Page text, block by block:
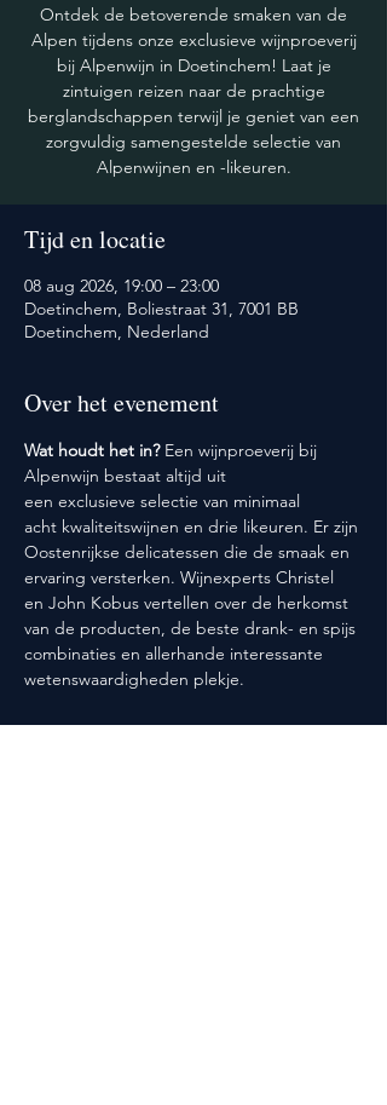
Ontdek de betoverende smaken van de
Alpen tijdens onze exclusieve wijnproeverij
bij Alpenwijn in Doetinchem! Laat je
zintuigen reizen naar de prachtige
berglandschappen terwijl je geniet van een
zorgvuldig samengestelde selectie van
Alpenwijnen en -likeuren.
Tijd en locatie
08 aug 2026, 19:00 – 23:00
Doetinchem, Boliestraat 31, 7001 BB
Doetinchem, Nederland
Over het evenement
Wat houdt het in? Een wijnproeverij bij
Alpenwijn bestaat altijd uit
een exclusieve selectie van minimaal
acht kwaliteitswijnen en drie likeuren. Er zijn
Oostenrijkse delicatessen die de smaak en
ervaring versterken. Wijnexperts Christel
en John Kobus vertellen over de herkomst
van de producten, de beste drank- en spijs
combinaties en allerhande interessante
wetenswaardigheden plekje.